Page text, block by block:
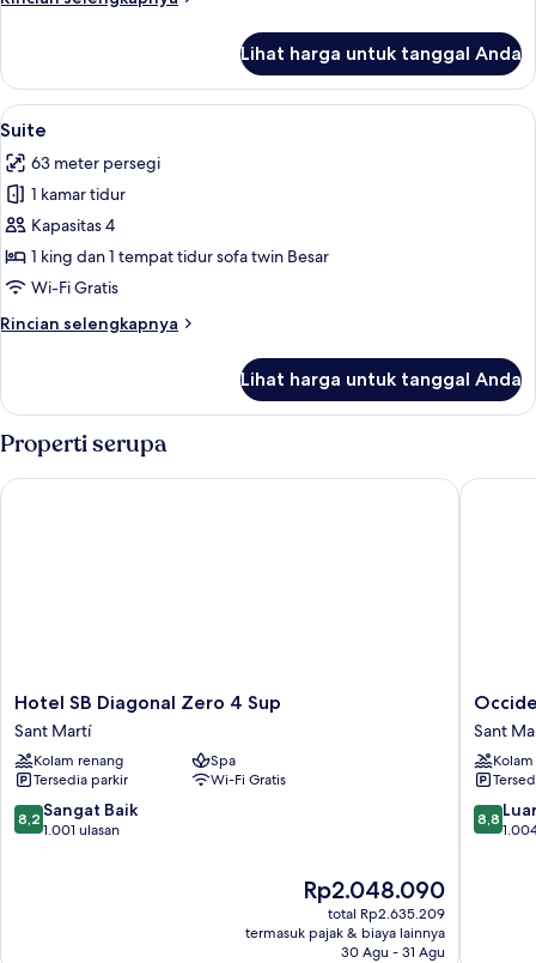
Suite
Junior
Lihat harga untuk tanggal Anda
Lihat
semua
foto
untuk
Suite
Suite | Brankas, meja kerja, dan
7
Suite
63 meter persegi
1 kamar tidur
Kapasitas 4
1 king dan 1 tempat tidur sofa twin Besar
Wi-Fi Gratis
Rincian selengkapnya
Rincian
Suite
Lihat harga untuk tanggal Anda
Properti serupa
Hotel
SB
Diagonal
Zero
4
Sup
Sant
Hotel SB Diagonal Zero 4 Sup
Sant Martí
Kolam renang
Spa
Tersedia parkir
Wi-Fi Gratis
8.2
dari
8,2 Sangat Baik
1.001 ulasan
Harga
sekarang
Rp2.048.090
Rp2.048.090
total Rp2.635.209
termasuk pajak & biaya lainnya
30 Agu - 31 Agu
Hotel SB Diagonal Zero 4 Sup
Atenea
Mar-
Adults
Only
Sant
Martí
Sant
8.8
dari
8,8